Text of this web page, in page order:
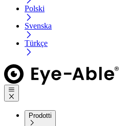
Polski
Svenska
Türkçe
Prodotti